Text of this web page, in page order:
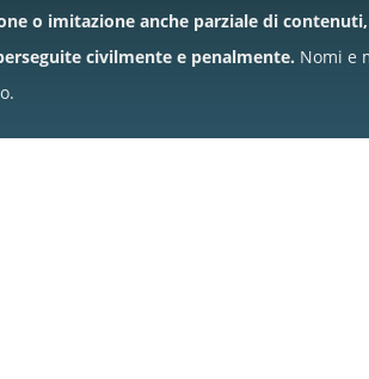
o imitazione anche parziale di
civilmente e penalmente. Nomi e